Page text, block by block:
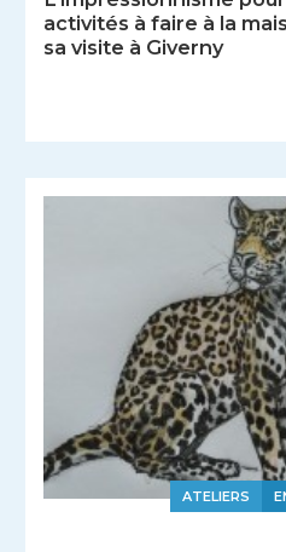
activités à faire à la
sa visite à Giverny
ATELIERS